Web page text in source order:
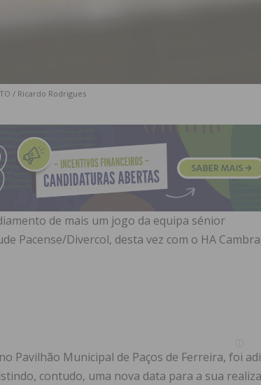
/ Ricardo Rodrigues
de mais um jogo da equipa sénior
Pacense/Divercol, desta vez com o HA
Pavilhão Municipal de Paços de Ferreira, foi
contudo, uma nova data para a sua